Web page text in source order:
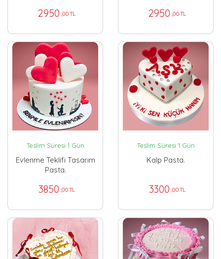
2950 ,00 TL 2950 ,00 TL
Teslim Süresi 1 Gün
Evlenme Teklifi Tasarım
Pasta.
3850 ,00 TL
Teslim Süresi 1 Gün
Kalp Pasta.
3300 ,00 TL